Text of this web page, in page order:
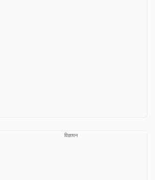
विज्ञापन